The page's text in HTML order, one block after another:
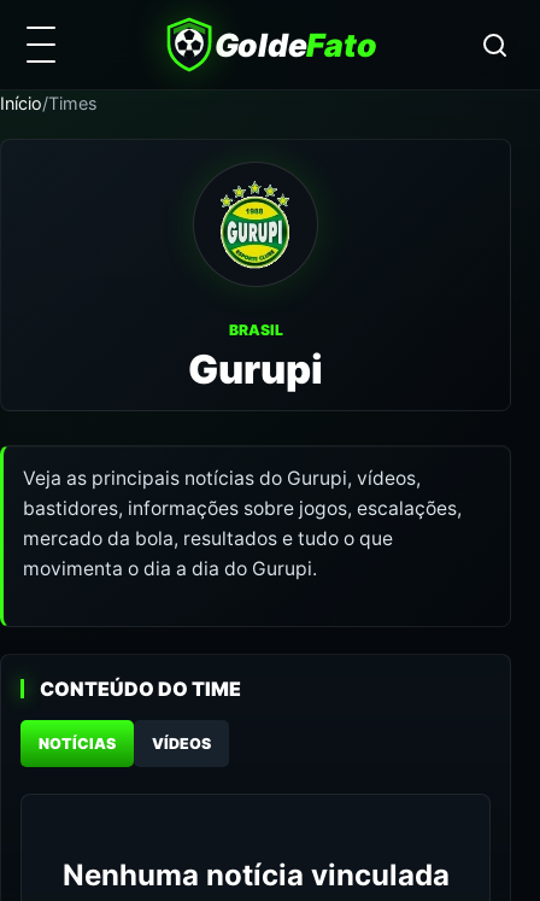
GoldeFato
Início/Times
BRASIL
Gurupi
Veja as principais notícias do Gurupi, vídeos,
bastidores, informações sobre jogos, escalações,
mercado da bola, resultados e tudo o que
movimenta o dia a dia do Gurupi.
CONTEÚDO DO TIME
NOTÍCIAS VÍDEOS
Nenhuma notícia vinculada